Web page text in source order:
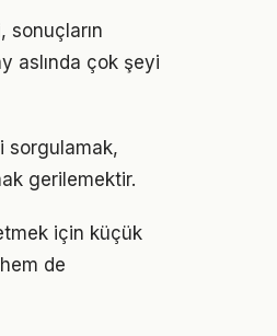
aslında çok şeyi
sorgulamak,
gerilemektir.
için küçük
de